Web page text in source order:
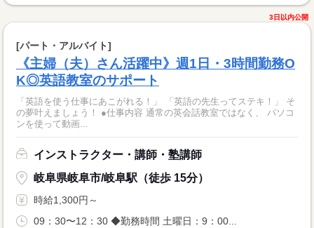
3日以内公開
[パート・アルバイト]
《主婦（夫）さん活躍中》週1日・3時間勤務O
K◎英語教室のサポート
「英語を使う仕事にあこがれる！」 「英語の先生ってステキ！」 そ
の夢叶えましょう！ ●仕事内容 通常の英会話教室ではなく、 パソコ
ンを使って動画...
インストラクター・講師・塾講師
岐阜県岐阜市/岐阜駅（徒歩 15分）
時給1,300円～
09：30〜12：30 ◆勤務時間 土曜日：9：00...